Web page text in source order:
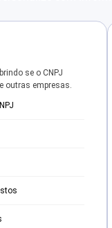
se o CNPJ
outras empresas.